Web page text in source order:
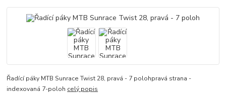
Řadící páky MTB Sunrace Twist 28, pravá - 7 polohpravá strana -
indexovaná 7-poloh celý popis